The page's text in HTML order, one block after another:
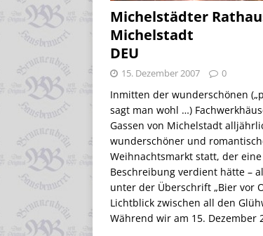
Michelstädter
Michelstadt
DEU
15. Dezember 2007 0
Inmitten der wunderschönen
sagt man wohl …)
Gassen von Michelstadt
wunderschöner und
Weihnachtsmarkt statt, der
Beschreibung verdient hätte –
unter der Überschrift „Bier vor
Lichtblick zwischen all den
Während wir am 15. Dezember